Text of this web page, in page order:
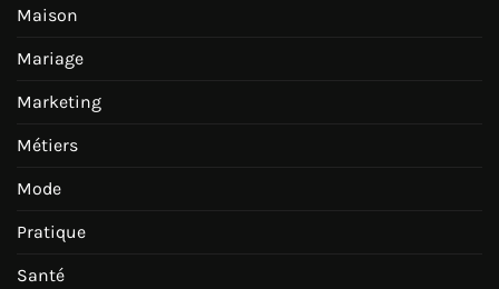
Maison
Mariage
Marketing
Métiers
Mode
Pratique
Santé